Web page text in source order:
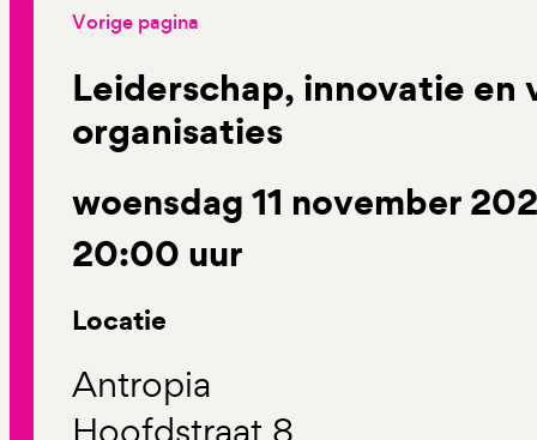
Vorige pagina
Leiderschap, innovatie en
organisaties
woensdag 11 november
20:00 uur
Locatie
Antropia